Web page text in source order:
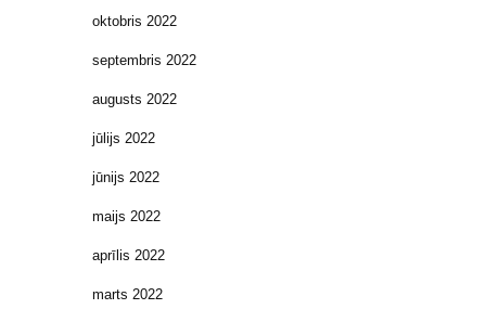
oktobris 2022
septembris 2022
augusts 2022
jūlijs 2022
jūnijs 2022
maijs 2022
aprīlis 2022
marts 2022